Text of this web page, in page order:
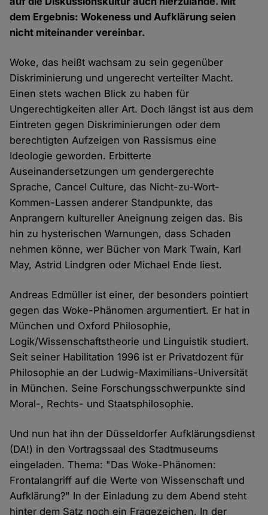
dem Ergebnis: Wokeness und Aufklärung seien
nicht miteinander vereinbar.
Woke, das heißt wachsam zu sein gegenüber
Diskriminierung und ungerecht verteilter Macht.
Einen stets wachen Blick zu haben für
Ungerechtigkeiten aller Art. Doch längst ist aus dem
Eintreten gegen Diskriminierungen oder dem
berechtigten Aufzeigen von Rassismus eine
Ideologie geworden. Erbitterte
Auseinandersetzungen um gendergerechte
Sprache, Cancel Culture, das Nicht-zu-Wort-
Kommen-Lassen anderer Standpunkte, das
Anprangern kultureller Aneignung zeigen das. Bis
hin zu hysterischen Warnungen, dass Schaden
nehmen könne, wer Bücher von Mark Twain, Karl
May, Astrid Lindgren oder Michael Ende liest.
Andreas Edmüller ist einer, der besonders pointiert
gegen das Woke-Phänomen argumentiert. Er hat in
München und Oxford Philosophie,
Logik/Wissenschaftstheorie und Linguistik studiert.
Seit seiner Habilitation 1996 ist er Privatdozent für
Philosophie an der Ludwig-Maximilians-Universität
in München. Seine Forschungsschwerpunkte sind
Moral-, Rechts- und Staatsphilosophie.
Und nun hat ihn der Düsseldorfer Aufklärungsdienst
(DA!) in den Vortragssaal des Stadtmuseums
eingeladen. Thema: "Das Woke-Phänomen:
Frontalangriff auf die Werte von Wissenschaft und
Aufklärung?" In der Einladung zu dem Abend steht
hinter dem Satz noch ein Fragezeichen. In der